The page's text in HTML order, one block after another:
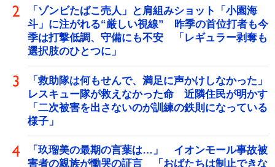
「ゾンビたばこ売人」と肩組みショット「小園海
斗」に注がれる“厳しい視線” 昨季の首位打者も今
季は打撃低調、守備にも不安 「レギュラー剥奪も
選択肢のひとつに」
「救助隊は何もせんで、満足に声かけしなかった」
レスキュー隊が救えなかった命 近隣住民が明かす
「二次被害を出さないのが訓練の鉄則になっている
様子」
「玖瑠美の最期の言葉は…」 イオンモール事故被
害者の親族が慟哭の証言 「おばたちは制止できな